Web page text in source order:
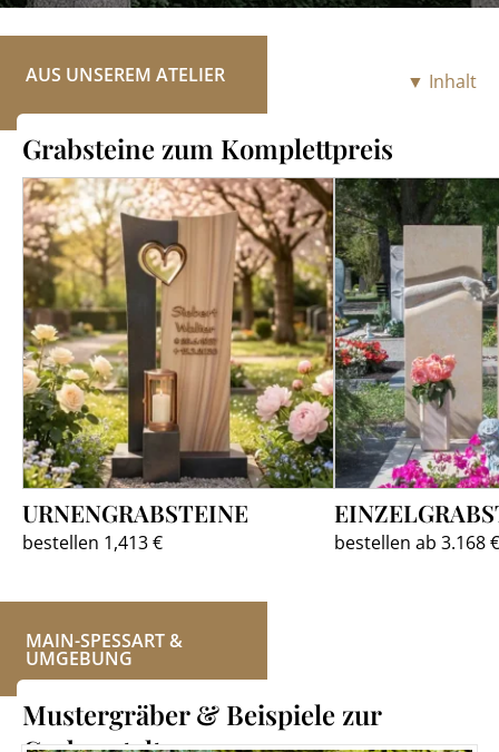
RATGEBER
REFERENZEN
AUS UNSEREM ATELIER
Grabsteine zum Komplettpreis
▼ Inhalt
URNENGRABSTEINE
bestellen 1,413 € bestellen ab 3.168 €
MAIN-SPESSART &
UMGEBUNG
Mustergräber & Beispiele zur